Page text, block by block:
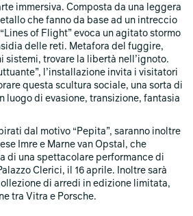
immersiva. Composta da una leggera
che fanno da base ad un intreccio
of Flight” evoca un agitato stormo
delle reti. Metafora del fuggire,
sistemi, trovare la libertà nell’ignoto.
l’installazione invita i visitatori
questa scultura sociale, una sorta di
luogo di evasione, transizione, fantasia
dal motivo “Pepita”, saranno inoltre
Imre e Marne van Opstal, che
di una spettacolare performance di
Clerici, il 16 aprile. Inoltre sarà
di arredi in edizione limitata,
tra Vitra e Porsche.